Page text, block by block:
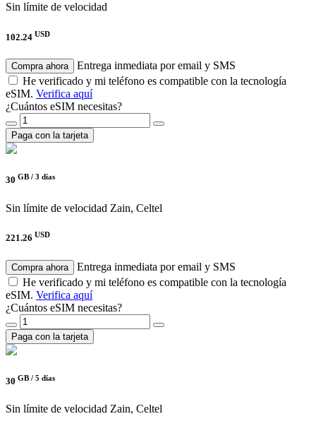
Sin límite de velocidad
102.24 USD
Compra ahora
Entrega inmediata por email y SMS
He verificado y mi teléfono es compatible con la tecnología
eSIM. Verifica aquí
¿Cuántos eSIM necesitas?
Paga con la tarjeta
30 GB / 3 días
Sin límite de velocidad Zain, Celtel
221.26 USD
Compra ahora
Entrega inmediata por email y SMS
He verificado y mi teléfono es compatible con la tecnología
eSIM. Verifica aquí
¿Cuántos eSIM necesitas?
Paga con la tarjeta
30 GB / 5 días
Sin límite de velocidad Zain, Celtel